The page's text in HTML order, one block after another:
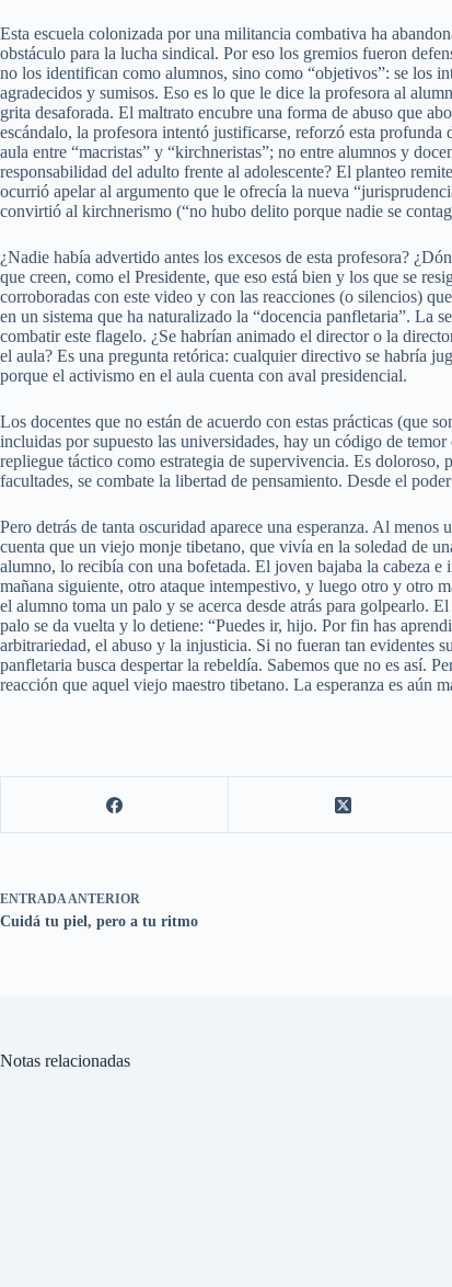
Esta escuela colonizada por una militancia combativa ha
obstáculo para la lucha sindical. Por eso los gremios fueron
no los identifican como alumnos, sino como “objetivos”: se los
agradecidos y sumisos. Eso es lo que le dice la profesora al
grita desaforada. El maltrato encubre una forma de abuso que
escándalo, la profesora intentó justificarse, reforzó esta
aula entre “macristas” y “kirchneristas”; no entre alumnos y
responsabilidad del adulto frente al adolescente? El planteo
ocurrió apelar al argumento que le ofrecía la nueva
convirtió al kirchnerismo (“no hubo delito porque nadie se
¿Nadie había advertido antes los excesos de esta profesora?
que creen, como el Presidente, que eso está bien y los que se
corroboradas con este video y con las reacciones (o silencios)
en un sistema que ha naturalizado la “docencia panfletaria”. La
combatir este flagelo. ¿Se habrían animado el director o la
el aula? Es una pregunta retórica: cualquier directivo se habría
porque el activismo en el aula cuenta con aval presidencial.
Los docentes que no están de acuerdo con estas prácticas (que
incluidas por supuesto las universidades, hay un código de
repliegue táctico como estrategia de supervivencia. Es doloroso,
facultades, se combate la libertad de pensamiento. Desde el
Pero detrás de tanta oscuridad aparece una esperanza. Al
cuenta que un viejo monje tibetano, que vivía en la soledad de
alumno, lo recibía con una bofetada. El joven bajaba la cabeza
mañana siguiente, otro ataque intempestivo, y luego otro y otro
el alumno toma un palo y se acerca desde atrás para golpearlo.
palo se da vuelta y lo detiene: “Puedes ir, hijo. Por fin has
arbitrariedad, el abuso y la injusticia. Si no fueran tan evidentes
panfletaria busca despertar la rebeldía. Sabemos que no es así.
reacción que aquel viejo maestro tibetano. La esperanza es aún
ENTRADAANTERIOR
Cuidá tu piel, pero a tu ritmo
Notas relacionadas